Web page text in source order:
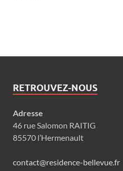
RETROUVEZ-NOUS
Adresse
46 rue Salomon RAITIG
85570 l’Hermenault
contact@residence-bellevue.fr